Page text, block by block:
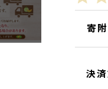
寄
決